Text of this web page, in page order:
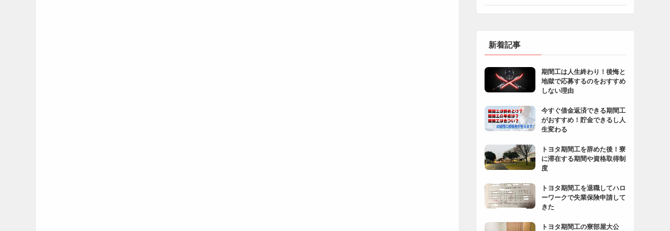
新着記事
期間工は人生終わり！後悔と
地獄で応募するのをおすすめ
しない理由
今すぐ借金返済できる期間工
がおすすめ！貯金できるし人
生変わる
トヨタ期間工を辞めた後！寮
に滞在する期間や資格取得制
度
トヨタ期間工を退職してハロ
ーワークで失業保険申請して
きた
トヨタ期間工の寮部屋大公